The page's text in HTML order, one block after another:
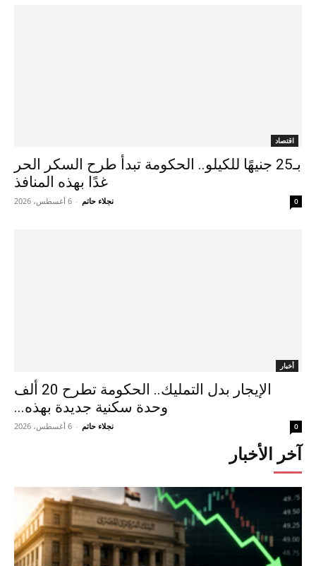
اقتصاد
بـ25 جنيهًا للكيلو.. الحكومة تبدأ طرح السكر الحر
غدًا بهذه المنافذ
نجلاء حاتم - 6 أغسطس، 2026 0
أخبار
الإيجار بدل التمليك.. الحكومة تطرح 20 ألف
وحدة سكنية جديدة بهذه...
نجلاء حاتم - 6 أغسطس، 2026 0
آخر الأخبار